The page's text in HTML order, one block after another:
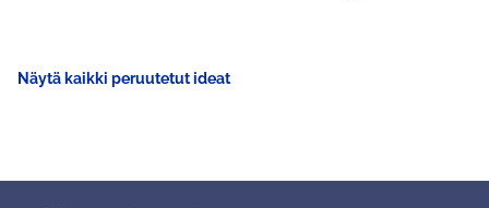
Näytä kaikki peruutetut ideat